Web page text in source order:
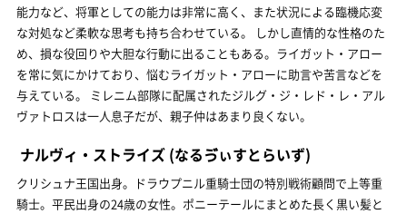
能力など、将軍としての能力は非常に高く、また状況による臨機応変
な対処など柔軟な思考も持ち合わせている。 しかし直情的な性格のた
め、損な役回りや大胆な行動に出ることもある。ライガット・アロー
を常に気にかけており、悩むライガット・アローに助言や苦言などを
与えている。 ミレニム部隊に配属されたジルグ・ジ・レド・レ・アル
ヴァトロスは一人息子だが、親子仲はあまり良くない。
ナルヴィ・ストライズ (なるゔぃすとらいず)
クリシュナ王国出身。ドラウプニル重騎士団の特別戦術顧問で上等重
騎士。平民出身の24歳の女性。ポニーテールにまとめた長く黒い髪と